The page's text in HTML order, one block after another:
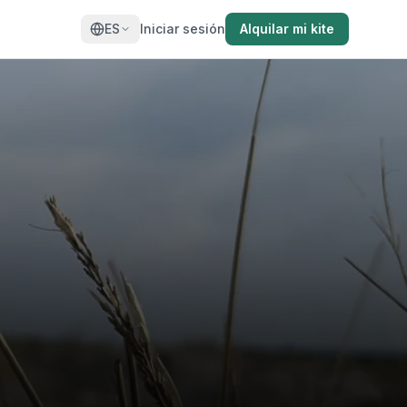
ES Iniciar sesión Alquilar mi kite